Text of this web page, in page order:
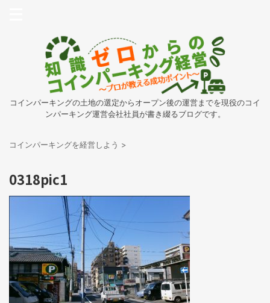
コインパーキングの土地の選定からオープン後の運営までを現役のコイ
ンパーキング運営会社社員が書き綴るブログです。
コインパーキングを経営しよう >
0318pic1